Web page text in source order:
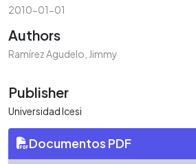
2010-01-01
Authors
Ramírez Agudelo, Jimmy
Publisher
Universidad Icesi
Documentos PDF